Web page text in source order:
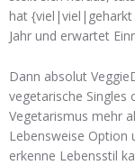
hat {viel|viel|geharkt
Jahr und erwartet
Dann absolut
vegetarische Singles
Vegetarismus mehr
Lebensweise Option
erkenne Lebensstil